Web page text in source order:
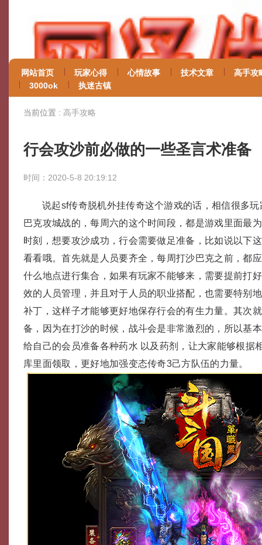
网站首页 玩家心得 心情故事 技术文章
高手攻
3000ok
执迷古镇
当前位置 : 高手攻略
行会攻沙前必做的一些圣言术准备
时间：2020-5-8 20:19:12
说起sf传奇脱机外挂传奇这个游戏的话，相信很多
巴克攻城战的，每周六的这个时间段，都是游戏里面最
时刻，想要攻沙成功，行会需要做足准备，比如说以下
看看哦。首先就是人员要齐全，每周打沙巴克之前，都
什么地点进行集合，如果有玩家不能够来，需要提前打
效的人员管理，并且对于人员的职业搭配，也需要特别
补丁，这样子才能够更好地保存行会的有生力量。其次
备，因为在打沙的时候，战斗会是非常激烈的，所以基
给自己的会员准备各种药水 以及药剂，让大家能够根据
库里面领取，更好地加强变态传奇3己方队伍的力量。